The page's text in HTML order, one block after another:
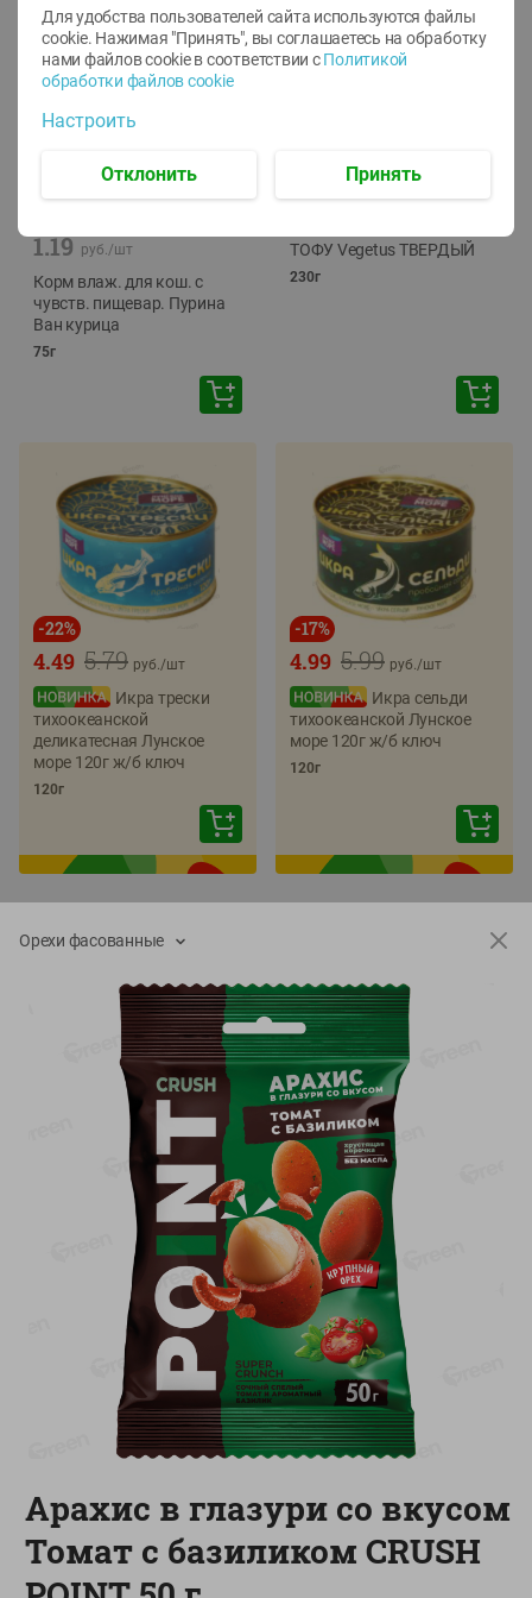
1.19 руб./шт
Корм влаж. для кош. с
чувств. пищевар. Пурина
Ван курица
75г
ТОФУ Vegetus ТВЕРДЫЙ
230г
-22%
5.79
4.49 руб./шт
Икра трески
тихоокеанской
деликатесная Лунское
море 120г ж/б ключ
120г
-17%
5.99
4.99 руб./шт
Икра сельди
тихоокеанской Лунское
море 120г ж/б ключ
120г
13.99 руб./шт
Масло Топленое ГХИ
Местное Известное 99%
-13%
6.89
5.99 руб./
Яйца перепелиные
копченые Молодецкие
Местное известное 20 шт
упак Солигорска п/ф
20шт в уп
Показано 1-14 из 79
Показать 15-28 из 79
Каталог товаров
Орехи фасованные
Арахис в глазури со вкусом
Томат с базиликом CRUSH
Для удобства пользователей сайта используются файлы
cookie. Нажимая "Принять", вы соглашаетесь на обработку
нами файлов cookie в соответствии с Политикой
обработки файлов cookie
Настроить
Отклонить Принять